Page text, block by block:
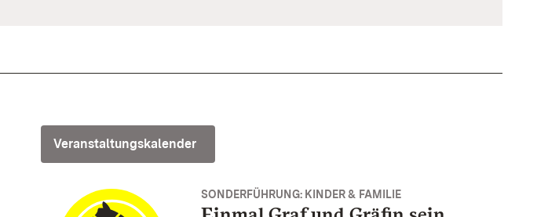
Veranstaltungskalender
SONDERFÜHRUNG: KINDER & FAMILIE